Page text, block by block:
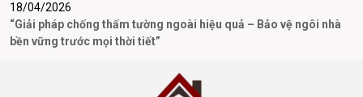
18/04/2026
“Giải pháp chống thấm tường ngoài hiệu quả – Bảo vệ ngôi nhà
bền vững trước mọi thời tiết”